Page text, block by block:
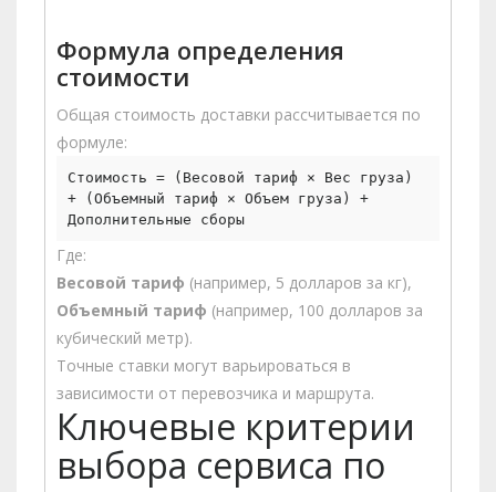
Формула определения
стоимости
Общая стоимость доставки рассчитывается по
формуле:
Стоимость = (Весовой тариф × Вес груза)
+ (Объемный тариф × Объем груза) +
Дополнительные сборы
Где:
Весовой тариф (например, 5 долларов за кг),
Объемный тариф (например, 100 долларов за
кубический метр).
Точные ставки могут варьироваться в
зависимости от перевозчика и маршрута.
Ключевые критерии
выбора сервиса по